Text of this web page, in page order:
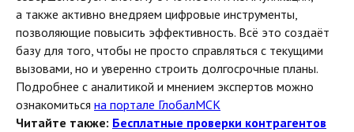
а также активно внедряем цифровые инструменты,
позволяющие повысить эффективность. Всё это создаёт
базу для того, чтобы не просто справляться с текущими
вызовами, но и уверенно строить долгосрочные планы.
Подробнее с аналитикой и мнением экспертов можно
ознакомиться на портале ГлобалМСК
Читайте также: Бесплатные проверки контрагентов